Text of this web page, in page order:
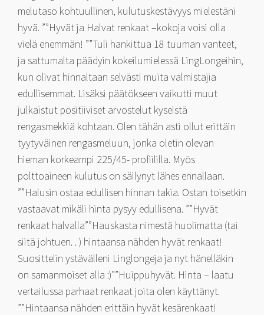
melutaso kohtuullinen, kulutuskestävyys mielestäni
hyvä. ””Hyvät ja Halvat renkaat –kokoja voisi olla
vielä enemmän! ””Tuli hankittua 18 tuuman vanteet,
ja sattumalta päädyin kokeilumielessä LingLongeihin,
kun olivat hinnaltaan selvästi muita valmistajia
edullisemmat. Lisäksi päätökseen vaikutti muut
julkaistut positiiviset arvostelut kyseistä
rengasmekkiä kohtaan. Olen tähän asti ollut erittäin
tyytyväinen rengasmeluun, jonka oletin olevan
hieman korkeampi 225/45- profiililla. Myös
polttoaineen kulutus on säilynyt lähes ennallaan.
””Halusin ostaa edullisen hinnan takia. Ostan toisetkin
vastaavat mikäli hinta pysyy edullisena. ””Hyvät
renkaat halvalla””Hauskasta nimestä huolimatta (tai
siitä johtuen. . ) hintaansa nähden hyvät renkaat!
Suosittelin ystävälleni Linglongeja ja nyt hänelläkin
on samanmoiset alla :)””Huippuhyvät. Hinta – laatu
vertailussa parhaat renkaat joita olen käyttänyt.
””Hintaansa nähden erittäin hyvät kesärenkaat!